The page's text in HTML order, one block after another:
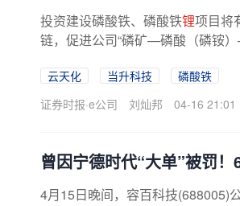
投资建设磷酸铁、磷酸铁锂项目将
链，促进公司“磷矿—磷酸（磷铵
云天化 当升科技
磷酸铁
证券时报·e公司
刘灿邦 04-16 21:01
曾因宁德时代“大单”被罚
4月15日晚间，容百科技(688005)